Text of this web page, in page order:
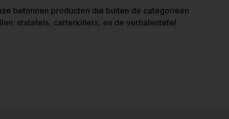
betonnen producten die buiten de categorieën
statafels, carterkillers, en de verhalentafel.